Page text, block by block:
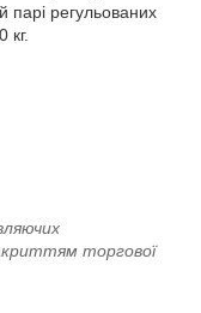
парі регульованих
кг.
торгової